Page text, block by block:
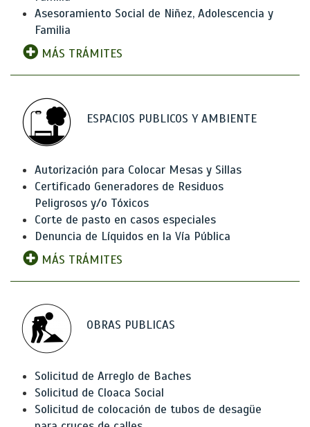
Asesoramiento Social de Niñez, Adolescencia y
Familia
MÁS TRÁMITES
ESPACIOS PUBLICOS Y AMBIENTE
Autorización para Colocar Mesas y Sillas
Certificado Generadores de Residuos
Peligrosos y/o Tóxicos
Corte de pasto en casos especiales
Denuncia de Líquidos en la Vía Pública
MÁS TRÁMITES
OBRAS PUBLICAS
Solicitud de Arreglo de Baches
Solicitud de Cloaca Social
Solicitud de colocación de tubos de desagüe